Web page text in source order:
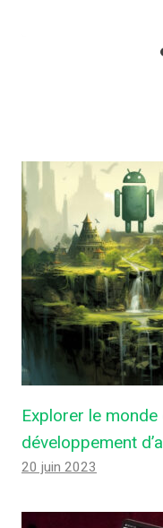
Explorer le monde
développement
20 juin 2023